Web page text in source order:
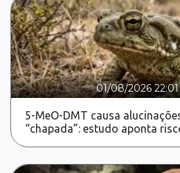
01/08/2026 22:01
5-MeO-DMT causa
“chapada”: estudo aponta